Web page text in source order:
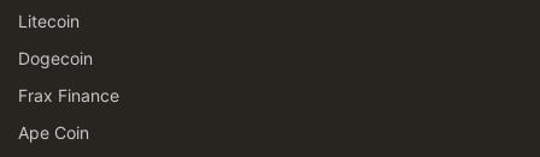
Litecoin
Dogecoin
Frax Finance
Ape Coin